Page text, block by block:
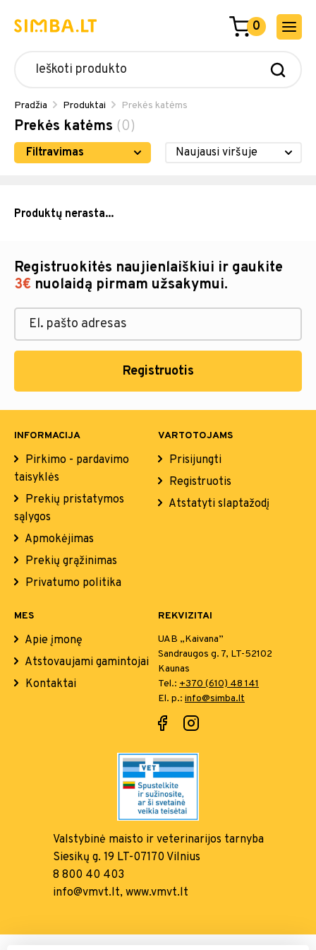
0
Pradžia Produktai Prekės katėms
Prekės katėms (0)
Filtravimas
Produktų nerasta...
Registruokitės naujienlaiškiui ir gaukite
3€ nuolaidą pirmam užsakymui.
Registruotis
INFORMACIJA
Pirkimo - pardavimo
taisyklės
Prekių pristatymos
sąlygos
Apmokėjimas
Prekių grąžinimas
Privatumo politika
VARTOTOJAMS
Prisijungti
Registruotis
Atstatyti slaptažodį
MES
Apie įmonę
Atstovaujami gamintojai
Kontaktai
REKVIZITAI
UAB „Kaivana”
Sandraugos g. 7, LT-52102
Kaunas
Tel.: +370 (610) 48 141
El. p.: info@simba.lt
Valstybinė maisto ir veterinarijos tarnyba
Siesikų g. 19 LT-07170 Vilnius
8 800 40 403
info@vmvt.lt, www.vmvt.lt